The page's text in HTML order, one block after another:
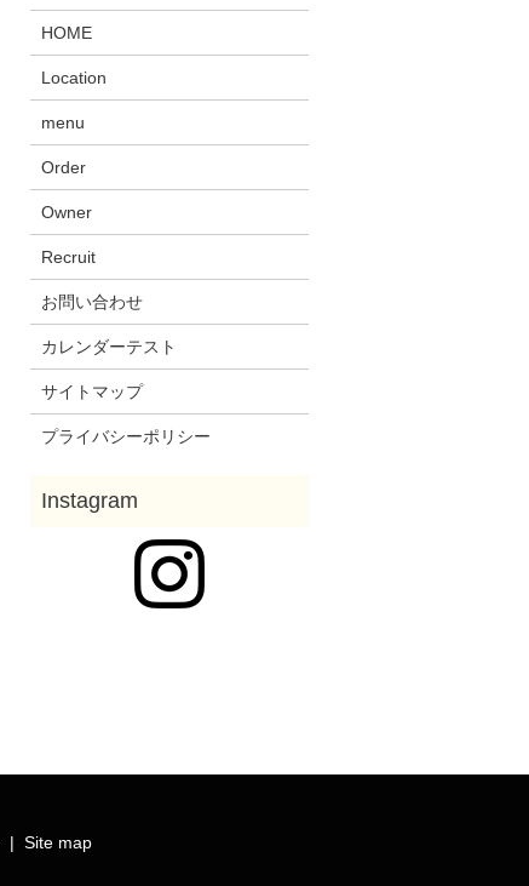
HOME
Location
menu
Order
Owner
Recruit
お問い合わせ
カレンダーテスト
サイトマップ
プライバシーポリシー
Site map